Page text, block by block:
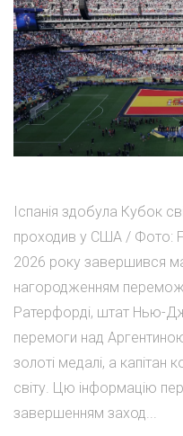
Іспанія здобула Кубок
проходив у США / Фото:
2026 року завершився
нагородженням
Ратерфорді, штат Нью-
перемоги над
золоті медалі, а капітан
світу. Цю інформацію
завершенням заход...